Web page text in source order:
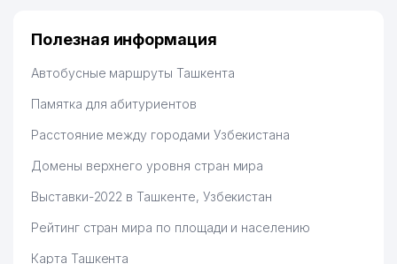
Полезная информация
Автобусные маршруты Ташкента
Памятка для абитуриентов
Расстояние между городами Узбекистана
Домены верхнего уровня стран мира
Выставки-2022 в Ташкенте, Узбекистан
Рейтинг стран мира по площади и населению
Карта Ташкента